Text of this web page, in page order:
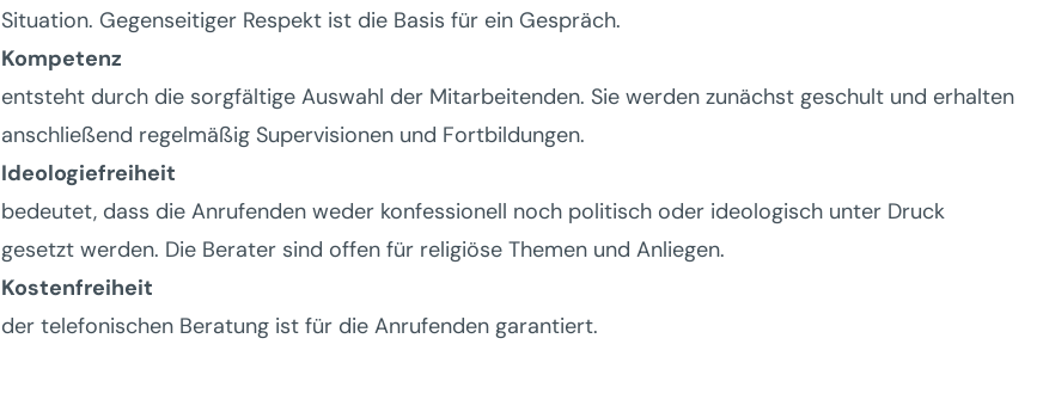
Situation. Gegenseitiger Respekt ist die Basis für ein Gespräch.
Kompetenz
entsteht durch die sorgfältige Auswahl der Mitarbeitenden. Sie werden zunächst geschult und erhalten
anschließend regelmäßig Supervisionen und Fortbildungen.
Ideologiefreiheit
bedeutet, dass die Anrufenden weder konfessionell noch politisch oder ideologisch unter Druck
gesetzt werden. Die Berater sind offen für religiöse Themen und Anliegen.
Kostenfreiheit
der telefonischen Beratung ist für die Anrufenden garantiert.